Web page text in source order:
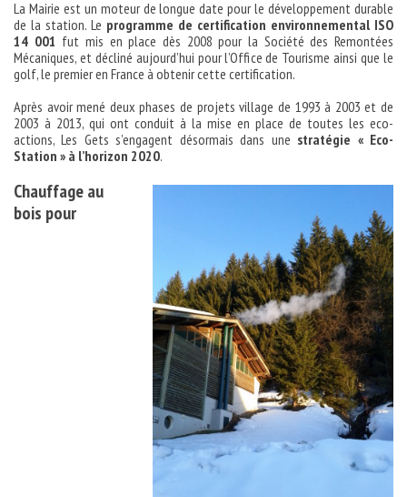
La Mairie est un moteur de longue date pour le développement durable
de la station. Le programme de certification environnemental ISO
14 001 fut mis en place dès 2008 pour la Société des Remontées
Mécaniques, et décliné aujourd’hui pour l’Office de Tourisme ainsi que le
golf, le premier en France à obtenir cette certification.
Après avoir mené deux phases de projets village de 1993 à 2003 et de
2003 à 2013, qui ont conduit à la mise en place de toutes les eco-
actions, Les Gets s’engagent désormais dans une stratégie « Eco-
Station » à l’horizon 2020.
Chauffage au
bois pour